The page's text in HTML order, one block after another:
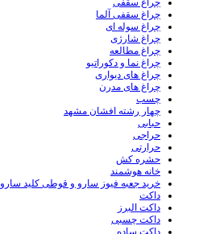
چراغ سقفی
چراغ سقفی آلما
چراغ سوله ای
چراغ شارژی
چراغ مطالعه
چراغ نما و دکوراتیو
چراغ های دیواری
چراغ های مدرن
چسب
چهار رشته افشان مشهد
حبابی
حراجی
حرارتی
حشره کش
خانه هوشمند
خرید جعبه فیوز سارو و قوطی کلید سارو
داکت
داکت البرز
داکت چسبی
داکت ساده